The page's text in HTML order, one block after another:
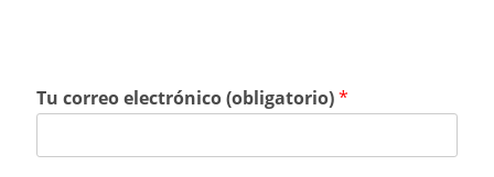
Tu correo electrónico (obligatorio)*